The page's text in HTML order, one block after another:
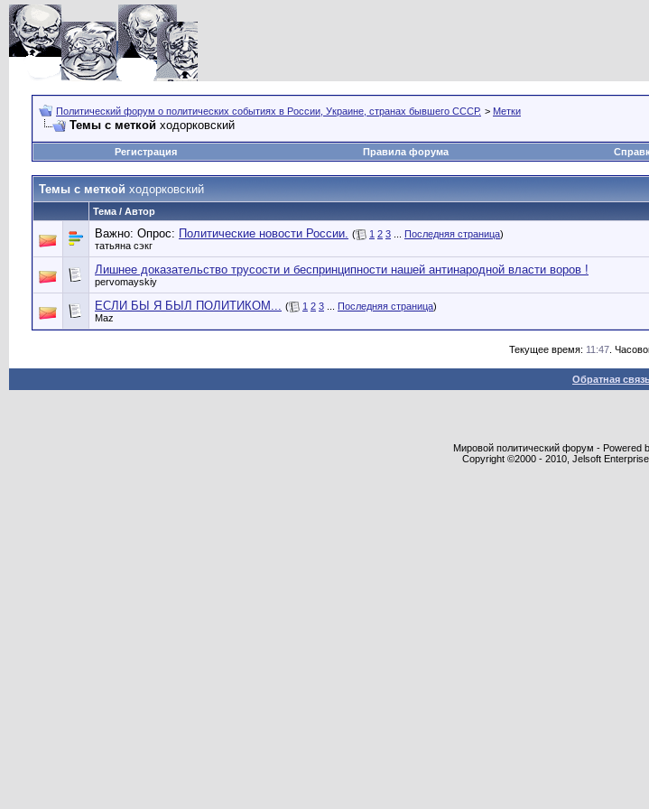
Политический форум о политических событиях в России, Украине, странах бывшего СССР. > Метки
Темы с меткой ходорковский
Регистрация Правила форума
Темы с меткой ходорковский
Тема / Автор
Важно: Опрос: Политические новости России. ( 1 2 3 Последняя страница)
татьяна сэкг
Лишнее доказательство трусости и беспринципности нашей антинародной власти воров !
pervomayskiy
ЕСЛИ БЫ Я БЫЛ ПОЛИТИКОМ... ( 1 2 3 Последняя страница)
Maz
Текущее время: 11:47.
Обратная
Мировой политический форум - Powered
Copyright ©2000 - 2010, Jelsoft